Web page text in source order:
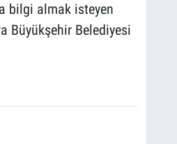
bilgi almak isteyen
Büyükşehir Belediyesi